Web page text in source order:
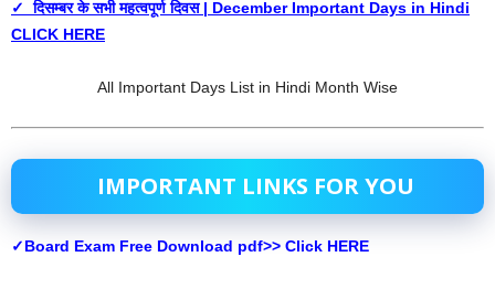
✓ दिसम्बर के सभी महत्वपूर्ण दिवस | December Important Days in Hindi
CLICK HERE
All Important Days List in Hindi Month Wise
IMPORTANT LINKS FOR YOU
✓Board Exam Free Download pdf>> Click HERE